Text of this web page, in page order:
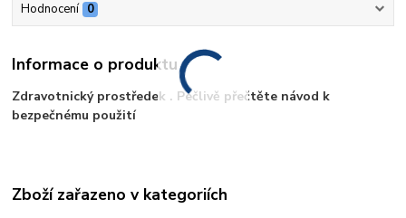
Hodnocení 0
Informace o produktu
Zdravotnický prostředek . Pečlivě přečtěte návod k
bezpečnému použití
Zboží zařazeno v kategoriích